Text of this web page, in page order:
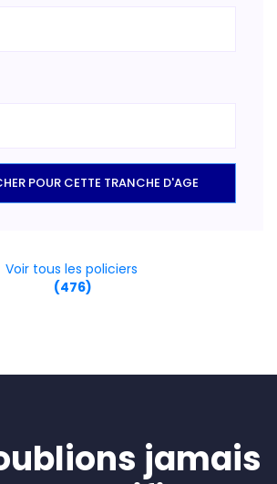
POUR CETTE TRANCHE D'AGE
Voir tous les policiers
(476)
jamais